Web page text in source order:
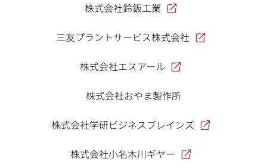
株式会社鈴鈑工業
三友プラントサービス株式会社
株式会社エスアール
株式会社おやま製作所
株式会社学研ビジネスブレインズ
株式会社小名木川ギヤー